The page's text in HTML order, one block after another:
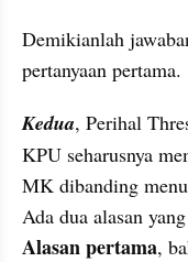
Demikianlah
pertanyaan pertama.
Kedua, Perihal
KPU seharusnya
MK dibanding
Alasan pertama,